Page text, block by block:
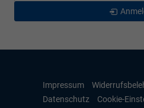
Impressum
Datenschutz
Cookie-